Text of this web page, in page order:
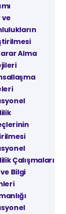
ve
Alma
Çalışmaları
Bilgi